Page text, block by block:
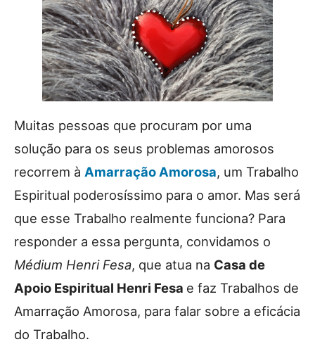
Muitas pessoas que procuram por uma
solução para os seus problemas amorosos
recorrem à Amarração Amorosa, um Trabalho
Espiritual poderosíssimo para o amor. Mas será
que esse Trabalho realmente funciona? Para
responder a essa pergunta, convidamos o
Médium Henri Fesa, que atua na Casa de
Apoio Espiritual Henri Fesa e faz Trabalhos de
Amarração Amorosa, para falar sobre a eficácia
do Trabalho.